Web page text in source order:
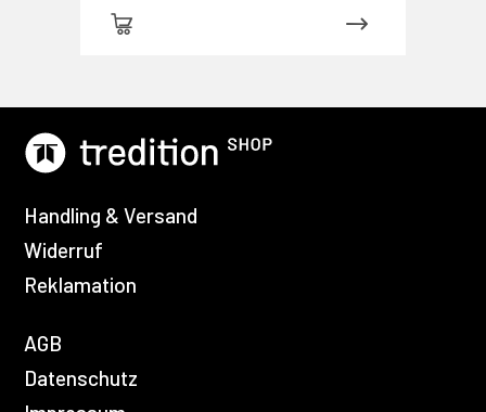
Handling & Versand
Widerruf
Reklamation
AGB
Datenschutz